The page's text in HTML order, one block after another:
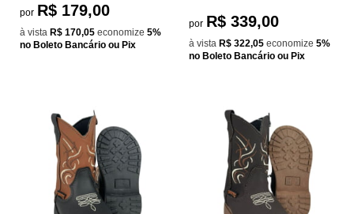
por R$ 179,00
à vista R$ 170,05 economize 5%
no Boleto Bancário ou Pix
por R$ 339,00
à vista R$ 322,05 economize 5%
no Boleto Bancário ou Pix